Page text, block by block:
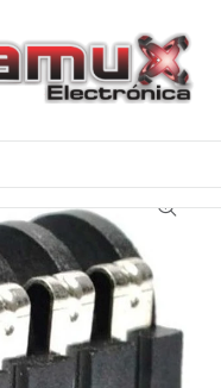
& TECNOLOGIA
Audio
PLUG 6.5mm